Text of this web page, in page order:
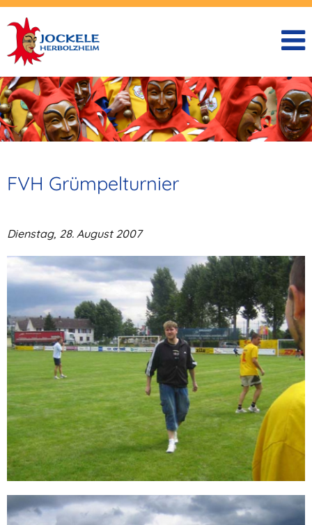
FVH Grümpelturnier
Dienstag, 28. August 2007